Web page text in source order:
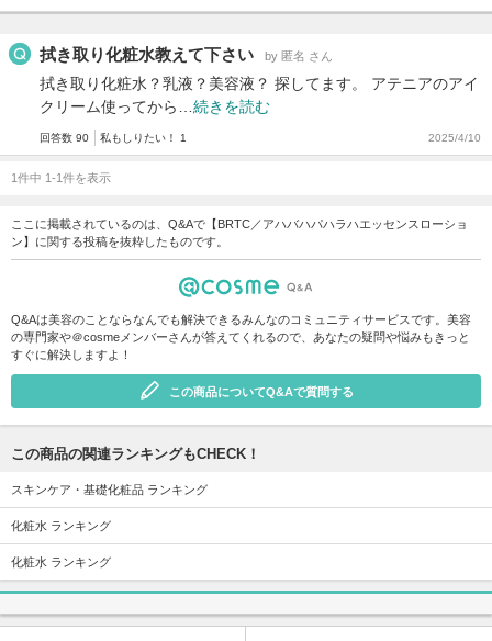
拭き取り化粧水教えて下さい by 匿名 さん
拭き取り化粧水？乳液？美容液？ 探してます。 アテニアのアイ
クリーム使ってから… 続きを読む
回答数 90 私もしりたい！ 1 2025/4/10
1件中 1-1件を表示
ここに掲載されているのは、Q&Aで【BRTC／アハバハパハラハエッセンスローショ
ン】に関する投稿を抜粋したものです。
Q&Aは美容のことならなんでも解決できるみんなのコミュニティサービスです。美容
の専門家や＠cosmeメンバーさんが答えてくれるので、あなたの疑問や悩みもきっと
すぐに解決しますよ！
この商品についてQ&Aで質問する
この商品の関連ランキングもCHECK！
スキンケア・基礎化粧品 ランキング
化粧水 ランキング
化粧水 ランキング